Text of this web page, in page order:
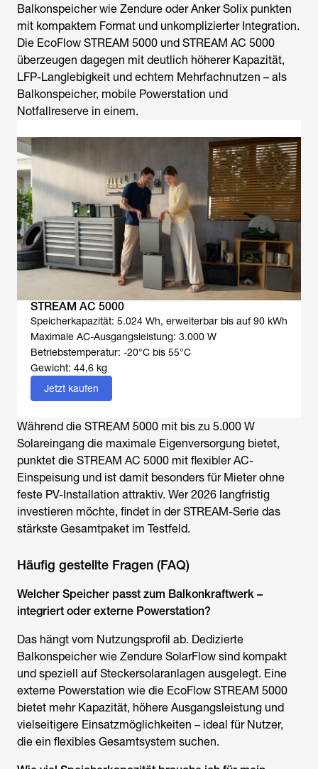
Balkonspeicher wie Zendure oder Anker Solix punkten
mit kompaktem Format und unkomplizierter Integration.
Die EcoFlow STREAM 5000 und STREAM AC 5000
überzeugen dagegen mit deutlich höherer Kapazität,
LFP-Langlebigkeit und echtem Mehrfachnutzen – als
Balkonspeicher, mobile Powerstation und
Notfallreserve in einem.
STREAM AC 5000
Speicherkapazität: 5.024 Wh, erweiterbar bis auf 90 kWh
Maximale AC-Ausgangsleistung: 3.000 W
Betriebstemperatur: -20°C bis 55°C
Gewicht: 44,6 kg
Jetzt kaufen
Während die STREAM 5000 mit bis zu 5.000 W
Solareingang die maximale Eigenversorgung bietet,
punktet die STREAM AC 5000 mit flexibler AC-
Einspeisung und ist damit besonders für Mieter ohne
feste PV-Installation attraktiv. Wer 2026 langfristig
investieren möchte, findet in der STREAM-Serie das
stärkste Gesamtpaket im Testfeld.
Häufig gestellte Fragen (FAQ)
Welcher Speicher passt zum Balkonkraftwerk –
integriert oder externe Powerstation?
Das hängt vom Nutzungsprofil ab. Dedizierte
Balkonspeicher wie Zendure SolarFlow sind kompakt
und speziell auf Steckersolaranlagen ausgelegt. Eine
externe Powerstation wie die EcoFlow STREAM 5000
bietet mehr Kapazität, höhere Ausgangsleistung und
vielseitigere Einsatzmöglichkeiten – ideal für Nutzer,
die ein flexibles Gesamtsystem suchen.